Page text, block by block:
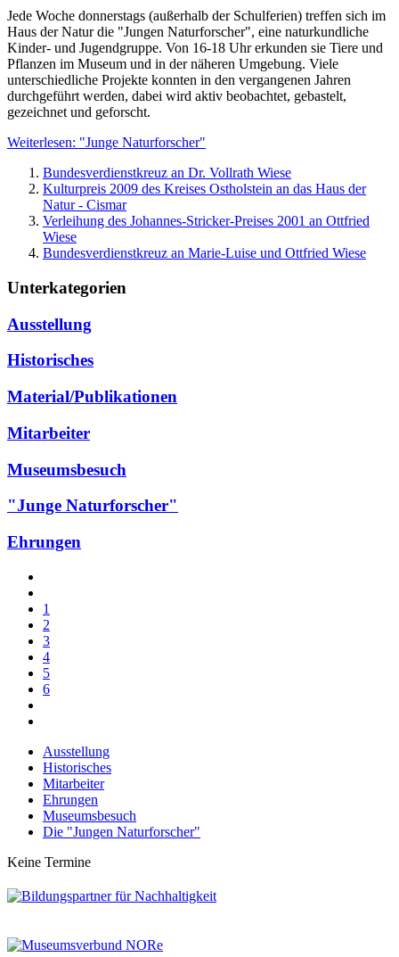
Jede Woche donnerstags (außerhalb der Schulferien) treffen sich im
Haus der Natur die "Jungen Naturforscher", eine naturkundliche
Kinder- und Jugendgruppe. Von 16-18 Uhr erkunden sie Tiere und
Pflanzen im Museum und in der näheren Umgebung. Viele
unterschiedliche Projekte konnten in den vergangenen Jahren
durchgeführt werden, dabei wird aktiv beobachtet, gebastelt,
gezeichnet und geforscht.
Weiterlesen: "Junge Naturforscher"
Bundesverdienstkreuz an Dr. Vollrath Wiese
Kulturpreis 2009 des Kreises Ostholstein an das Haus der
Natur - Cismar
Verleihung des Johannes-Stricker-Preises 2001 an Ottfried
Wiese
Bundesverdienstkreuz an Marie-Luise und Ottfried Wiese
Unterkategorien
Ausstellung
Historisches
Material/Publikationen
Mitarbeiter
Museumsbesuch
"Junge Naturforscher"
Ehrungen
1
2
3
4
5
6
Ausstellung
Historisches
Mitarbeiter
Ehrungen
Museumsbesuch
Die "Jungen Naturforscher"
Keine Termine